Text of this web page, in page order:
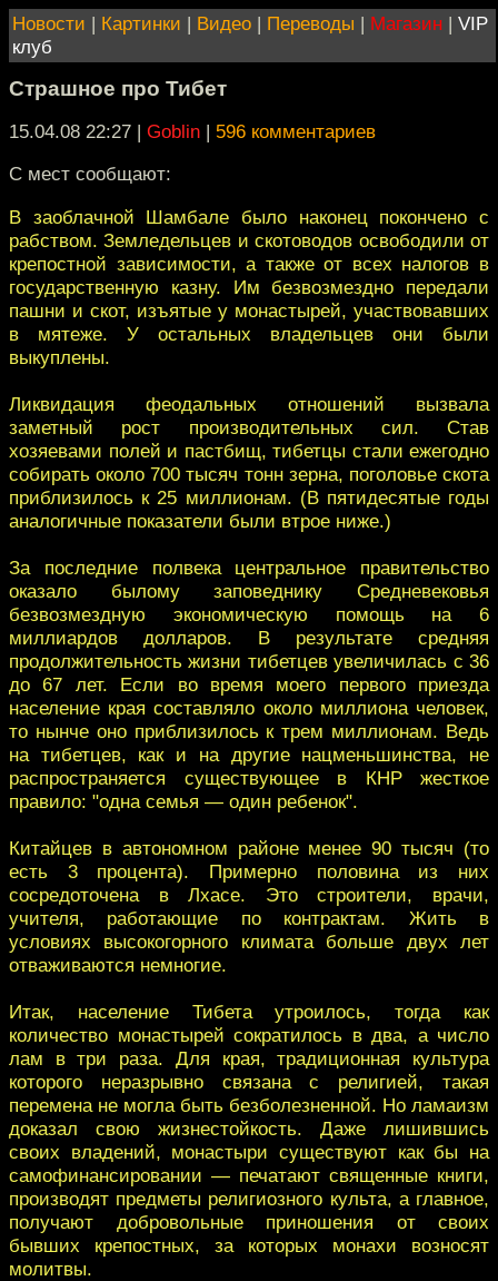
Новости | Картинки | Видео | Переводы | Магазин | VIP
клуб
Страшное про Тибет
15.04.08 22:27 | Goblin | 596 комментариев
С мест сообщают:
В заоблачной Шамбале было наконец покончено с
рабством. Земледельцев и скотоводов освободили от
крепостной зависимости, а также от всех налогов в
государственную казну. Им безвозмездно передали
пашни и скот, изъятые у монастырей, участвовавших
в мятеже. У остальных владельцев они были
выкуплены.
Ликвидация феодальных отношений вызвала
заметный рост производительных сил. Став
хозяевами полей и пастбищ, тибетцы стали ежегодно
собирать около 700 тысяч тонн зерна, поголовье скота
приблизилось к 25 миллионам. (В пятидесятые годы
аналогичные показатели были втрое ниже.)
За последние полвека центральное правительство
оказало былому заповеднику Средневековья
безвозмездную экономическую помощь на 6
миллиардов долларов. В результате средняя
продолжительность жизни тибетцев увеличилась с 36
до 67 лет. Если во время моего первого приезда
население края составляло около миллиона человек,
то нынче оно приблизилось к трем миллионам. Ведь
на тибетцев, как и на другие нацменьшинства, не
распространяется существующее в КНР жесткое
правило: "одна семья — один ребенок".
Китайцев в автономном районе менее 90 тысяч (то
есть 3 процента). Примерно половина из них
сосредоточена в Лхасе. Это строители, врачи,
учителя, работающие по контрактам. Жить в
условиях высокогорного климата больше двух лет
отваживаются немногие.
Итак, население Тибета утроилось, тогда как
количество монастырей сократилось в два, а число
лам в три раза. Для края, традиционная культура
которого неразрывно связана с религией, такая
перемена не могла быть безболезненной. Но ламаизм
доказал свою жизнестойкость. Даже лишившись
своих владений, монастыри существуют как бы на
самофинансировании — печатают священные книги,
производят предметы религиозного культа, а главное,
получают добровольные приношения от своих
бывших крепостных, за которых монахи возносят
молитвы.